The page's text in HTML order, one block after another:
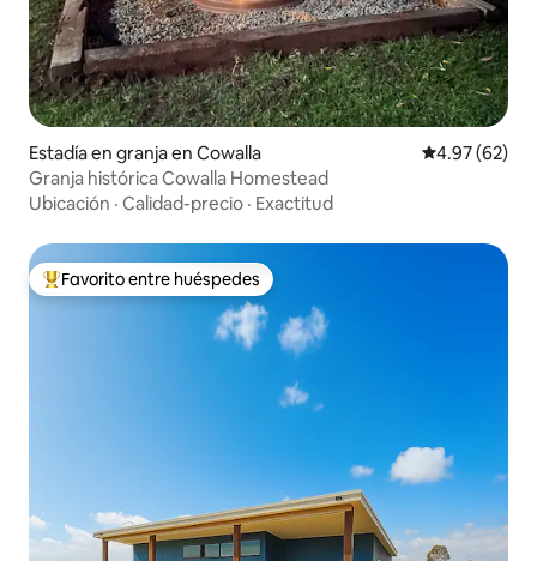
Estadía en granja en Cowalla Calificación
4.97 (62)
Granja histórica Cowalla Homestead
Ubicación · Calidad-precio · Exactitud
Favorito entre huéspedes preferido
Favorito entre huéspedes